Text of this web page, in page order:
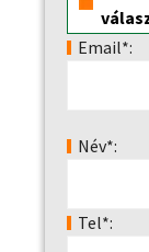
Email*:
Név*:
Tel*: